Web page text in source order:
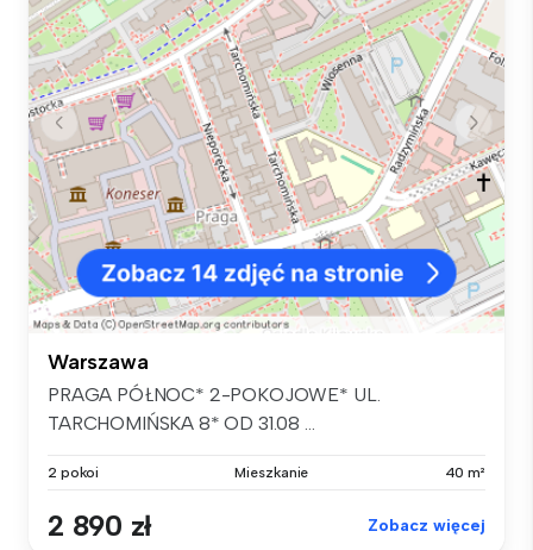
Warszawa
PRAGA PÓŁNOC* 2-POKOJOWE* UL.
TARCHOMIŃSKA 8* OD 31.08 ...
2 pokoi Mieszkanie 40 m²
2 890 zł Zobacz więcej